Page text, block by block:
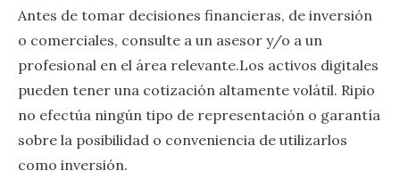
Antes de tomar decisiones financieras, de inversión
o comerciales, consulte a un asesor y/o a un
profesional en el área relevante.Los activos digitales
pueden tener una cotización altamente volátil. Ripio
no efectúa ningún tipo de representación o garantía
sobre la posibilidad o conveniencia de utilizarlos
como inversión.